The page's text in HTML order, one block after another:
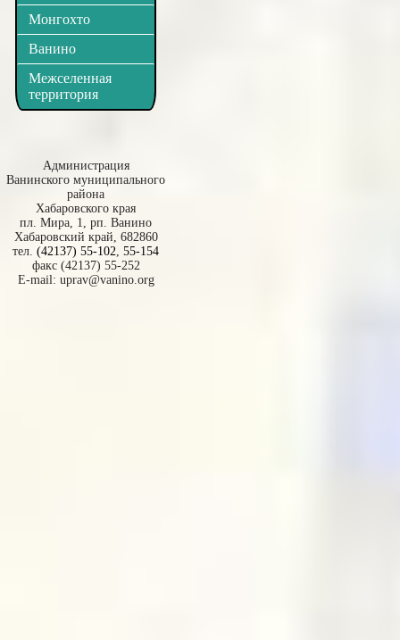
Монгохто
Ванино
Межселенная
территория
Администрация
Ванинского муниципального
района
Хабаровского края
пл. Мира, 1, рп. Ванино
Хабаровский край, 682860
тел. (42137) 55-102 55-154
факс (42137) 55-252
E-mail: uprav@vanino.org